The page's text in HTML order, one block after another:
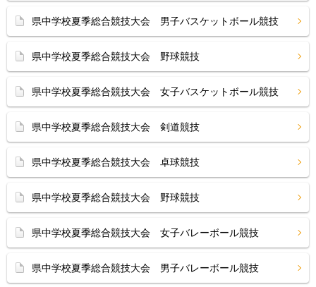
県中学校夏季総合競技大会 男子バスケットボール競技
県中学校夏季総合競技大会 野球競技
県中学校夏季総合競技大会 女子バスケットボール競技
県中学校夏季総合競技大会 剣道競技
県中学校夏季総合競技大会 卓球競技
県中学校夏季総合競技大会 野球競技
県中学校夏季総合競技大会 女子バレーボール競技
県中学校夏季総合競技大会 男子バレーボール競技